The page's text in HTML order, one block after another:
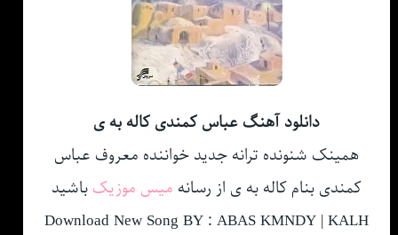
دانلود آهنگ عباس کمندی کاله به ی
همینک شنونده ترانه جدید خواننده معروف عباس
کمندی بنام کاله به ی از رسانه میس موزیک باشید
Download New Song BY : ABAS KMNDY | KALH